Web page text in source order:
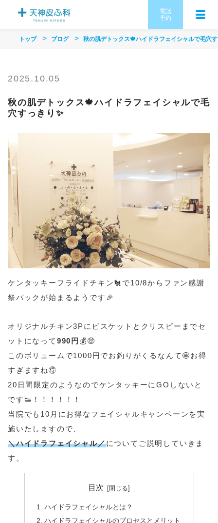
電話
予約
トップ ブログ 秋の肌デトックス🍁ハイドラフェイシャルで毛穴
2025.10.05
秋の肌デトックス🍁ハイドラフェイシャルで毛
穴すっきり✨
ケンタッキーフライドチキン🐔で10/8からファン感謝
祭パックが始まるようです🎉
オリジナルチキン3Pにビスケットとクリスピーまでセ
ットになって 990円 💰🤑
このボリュームで1000円でお釣りがくるなんて🤩お得
すぎますね🉐
20日間限定のようなのでケンタッキーにGOしないと
です👟！！！！！！
当院でも10月にお得なフェイシャルキャンペーンを実
施いたしますので、
＼ハイドラフェイシャル／についてご説明していきま
す。
目次
ハイドラフェイシャルとは？
ハイドラフェイシャルのプロセスとメリット